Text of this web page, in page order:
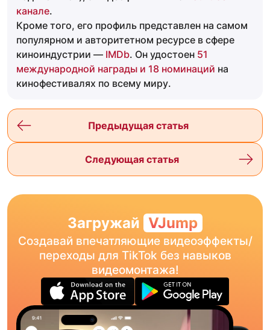
канале.
Кроме того, его профиль представлен на самом
популярном и авторитетном ресурсе в сфере
киноиндустрии — IMDb. Он удостоен 51
международной награды и 18 номинаций на
кинофестивалях по всему миру.
Предыдущая статья
Следующая статья
Загружай VJump
Создавай впечатляющие видеоэффекты/
переходы для TikTok без навыков
видеомонтажа!